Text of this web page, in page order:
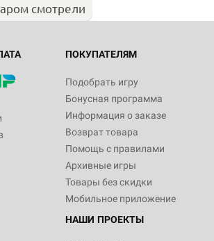
смотрели
ПОКУПАТЕЛЯМ
Подобрать игру
Бонусная программа
Информация о заказе
Возврат товара
Помощь с правилами
Архивные игры
Товары без скидки
Мобильное приложение
НАШИ ПРОЕКТЫ